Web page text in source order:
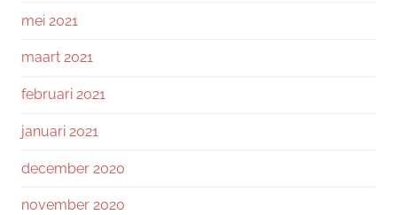
mei 2021
maart 2021
februari 2021
januari 2021
december 2020
november 2020